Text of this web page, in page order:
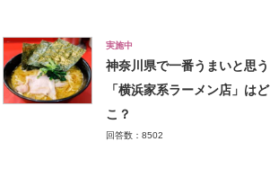
実施中
神奈川県で一番うまいと思う
「横浜家系ラーメン店」はど
こ？
回答数：8502